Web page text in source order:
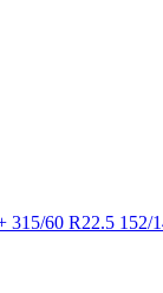
60 R22.5 152/